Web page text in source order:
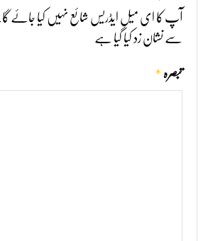
آپ کا ای میل ایڈریس شائع نہیں کیا جائے گا۔
سے نشان زد کیا گیا ہے
تبصرہ *